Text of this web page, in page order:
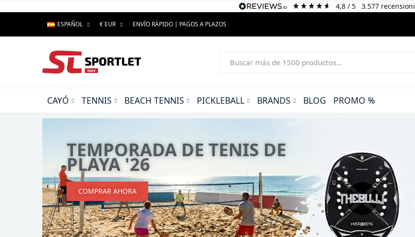
4,8/ 5 3.577 recensioni
ESPAÑOL € EUR ENVÍO RÁPIDO | PAGOS A PLAZOS
CAYÓ TENNIS BEACH TENNIS PICKLEBALL BRANDS BLOG PROMO %
AGUSTÍN TAPIA — NUEVA
COLECCIÓN AT10
COMPRAR AHORA